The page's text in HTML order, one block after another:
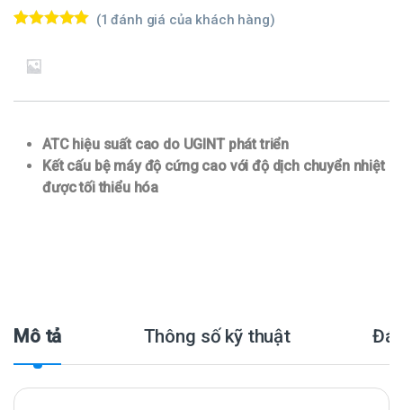
giá
(1 đánh giá của khách hàng)
ATC hiệu suất cao do UGINT phát triển
Kết cấu bệ máy độ cứng cao với độ dịch chuyển nhiệt
được tối thiểu hóa
Mô tả Thông số kỹ thuật